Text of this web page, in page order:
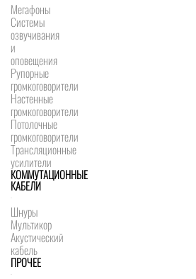
Мегафоны
Системы
озвучивания
и
оповещения
Рупорные
громкоговорители
Настенные
громкоговорители
Потолочные
громкоговорители
Трансляционные
усилители
КОММУТАЦИОННЫЕ
КАБЕЛИ
Шнуры
Мультикор
Акустический
кабель
ПРОЧЕЕ